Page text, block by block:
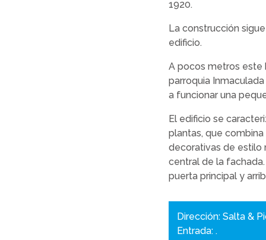
1920.
La construcción
edificio.
A pocos metros este
parroquia
a funcionar una
El edificio se
plantas, que
decorativas de estilo
central de la
puerta principal y
Dirección: Salta &
Entrada: .